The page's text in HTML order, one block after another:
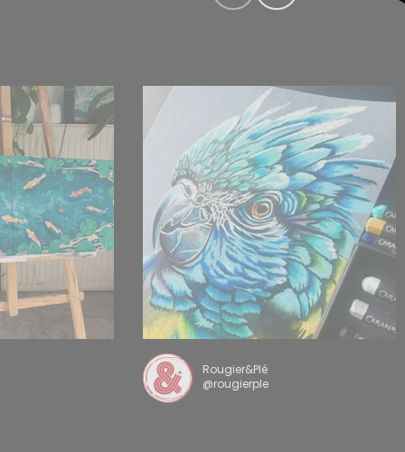
Rougier&Plé
@rougierple